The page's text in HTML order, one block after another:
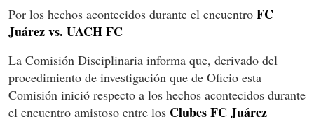
Por los hechos acontecidos durante el encuentro FC
Juárez vs. UACH FC
La Comisión Disciplinaria informa que, derivado del
procedimiento de investigación que de Oficio esta
Comisión inició respecto a los hechos acontecidos durante
el encuentro amistoso entre los Clubes FC Juárez